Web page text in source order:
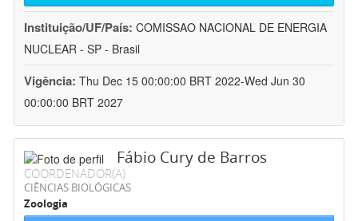
Instituição/UF/País: COMISSAO NACIONAL DE ENERGIA
NUCLEAR - SP - Brasil
Vigência: Thu Dec 15 00:00:00 BRT 2022-Wed Jun 30
00:00:00 BRT 2027
Fábio Cury de Barros
COORDENADOR(A)
CIÊNCIAS BIOLÓGICAS
Zoologia